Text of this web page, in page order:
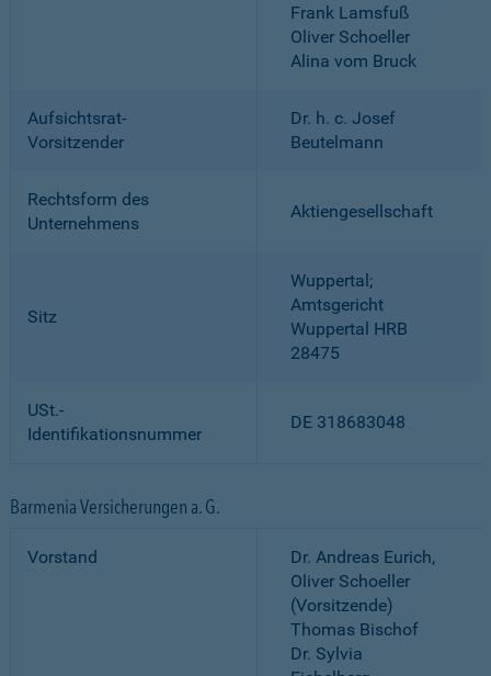
Frank Lamsfuß
Oliver Schoeller
Alina vom Bruck
Aufsichtsrat-
Vorsitzender
Dr. h. c. Josef
Beutelmann
Rechtsform des
Unternehmens
Aktiengesellschaft
Sitz
Wuppertal;
Amtsgericht
Wuppertal HRB
28475
USt.-
Identifikationsnummer
DE 318683048
Barmenia Versicherungen a. G.
Vorstand
Dr. Andreas Eurich,
Oliver Schoeller
(Vorsitzende)
Thomas Bischof
Dr. Sylvia